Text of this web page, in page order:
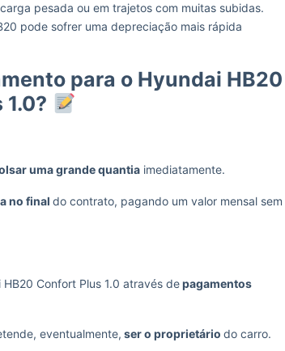
pesada ou em trajetos com muitas subidas.
pode sofrer uma depreciação mais rápida
para o Hyundai HB20
uma grande quantia imediatamente.
no final do contrato, pagando um valor mensal sem
Confort Plus 1.0 através depagamentos
eventualmente, ser o proprietário do carro.